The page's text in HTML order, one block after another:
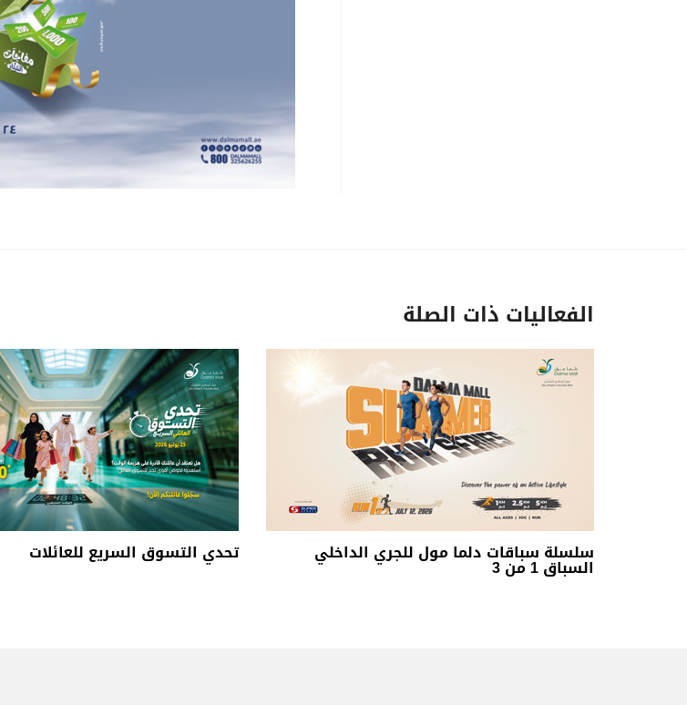
الفعاليات ذات الصلة
تحدي التسوق السريع للعائلات سلسلة سباقات دلما مول للجري الداخلي
السباق 1 من 3